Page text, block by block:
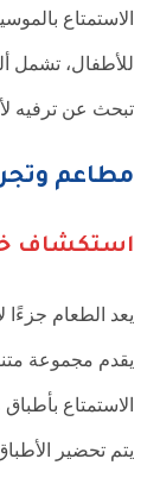
الاستمتاع
للأطفال، تشمل
تبحث عن ترفيه
مطاعم
استكشاف
يعد الطعام جزءًا
يقدم مجموعة
الاستمتاع
يتم تحضير